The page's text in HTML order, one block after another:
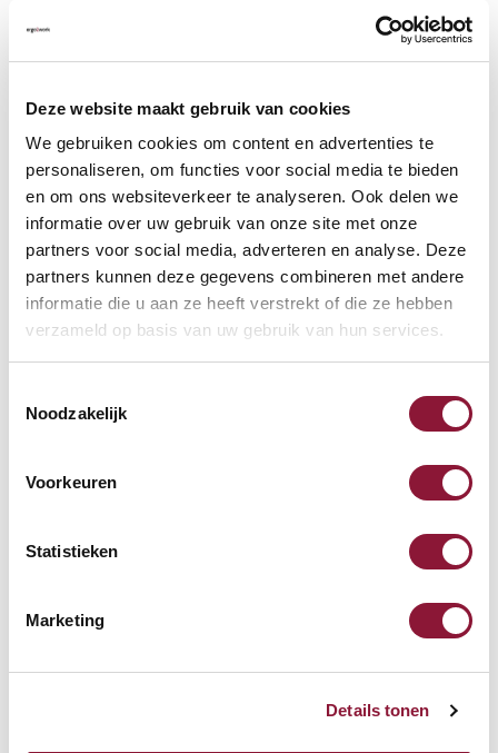
Deze website maakt gebruik van cookies
We gebruiken cookies om content en advertenties te
personaliseren, om functies voor social media te bieden
en om ons websiteverkeer te analyseren. Ook delen we
informatie over uw gebruik van onze site met onze
partners voor social media, adverteren en analyse. Deze
partners kunnen deze gegevens combineren met andere
informatie die u aan ze heeft verstrekt of die ze hebben
verzameld op basis van uw gebruik van hun services.
Noodzakelijk
Voorkeuren
Statistieken
Marketing
Details tonen
Verfügbar
Lieferzeit: 3-6 Wochen
Anzahl:
In den Warenkorb
Auf der Suche nach Stückzahlen? Machen Sie Ihren Arbeitsplatz
komplett und fordern Sie direkt ein individuelles Angebot an.
Zur Vergleichsliste hinzufügen
Tiefstpreisgarantie
10 Jahre Garantie